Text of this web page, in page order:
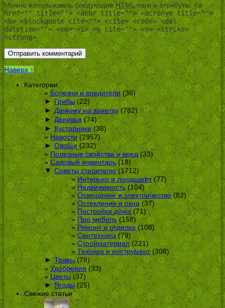
Можно использовать следующиеHTML-теги и атрибуты:<a
href="" title=""> <abbr title=""> <acronym title="">
<b> <blockquote cite=""> <cite> <code> <del
datetime=""> <em> <i> <q cite=""> <s> <strike>
<strong>
Наверх ↑
Категории
Болезни и вредители(36)
► Грибы(22)
► Дачнику на заметку (782)
► Деревья (74)
► Кустарники (38)
Новости(2957)
► Овощи(232)
Полезные свойства и вред(33)
Садовый инвентарь(18)
▼ Советы строителю(1712)
Интерьер и ландшафт(77)
Недвижимость (104)
Освещение и электричество(82)
Остекление и окна (37)
Постройка дома(71)
Про мебель(158)
Ремонт и отделка (108)
Сантехника(79)
Стройматериал(221)
Техника и инструмент(308)
► Травы(78)
Удобрения (33)
Цветы(37)
► Ягоды(25)
Свежие статьи